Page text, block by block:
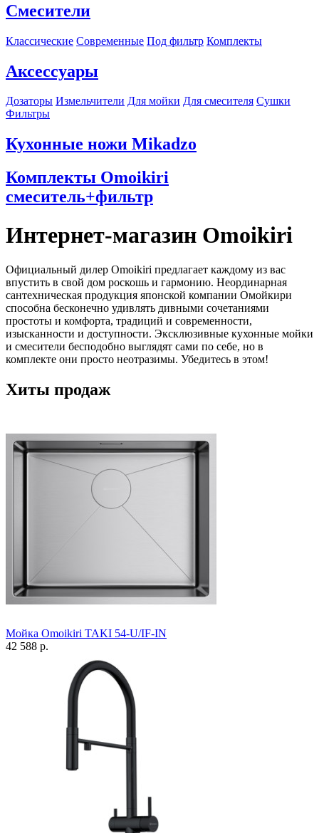
Смесители
Классические Современные Под фильтр Комплекты
Аксессуары
Дозаторы Измельчители Для мойки Для смесителя Сушки
Фильтры
Кухонные ножи Mikadzo
Комплекты Omoikiri
смеситель+фильтр
Интернет-магазин Omoikiri
Официальный дилер Omoikiri предлагает каждому из вас
впустить в свой дом роскошь и гармонию. Неординарная
сантехническая продукция японской компании Омойкири
способна бесконечно удивлять дивными сочетаниями
простоты и комфорта, традиций и современности,
изысканности и доступности. Эксклюзивные кухонные мойки
и смесители бесподобно выглядят сами по себе, но в
комплекте они просто неотразимы. Убедитесь в этом!
Хиты продаж
Мойка Omoikiri TAKI 54-U/IF-IN
42 588 р.